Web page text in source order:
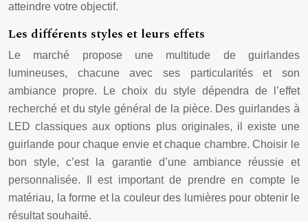
atteindre votre objectif.
Les différents styles et leurs effets
Le marché propose une multitude de guirlandes
lumineuses, chacune avec ses particularités et son
ambiance propre. Le choix du style dépendra de l’effet
recherché et du style général de la pièce. Des guirlandes à
LED classiques aux options plus originales, il existe une
guirlande pour chaque envie et chaque chambre. Choisir le
bon style, c’est la garantie d’une ambiance réussie et
personnalisée. Il est important de prendre en compte le
matériau, la forme et la couleur des lumières pour obtenir le
résultat souhaité.